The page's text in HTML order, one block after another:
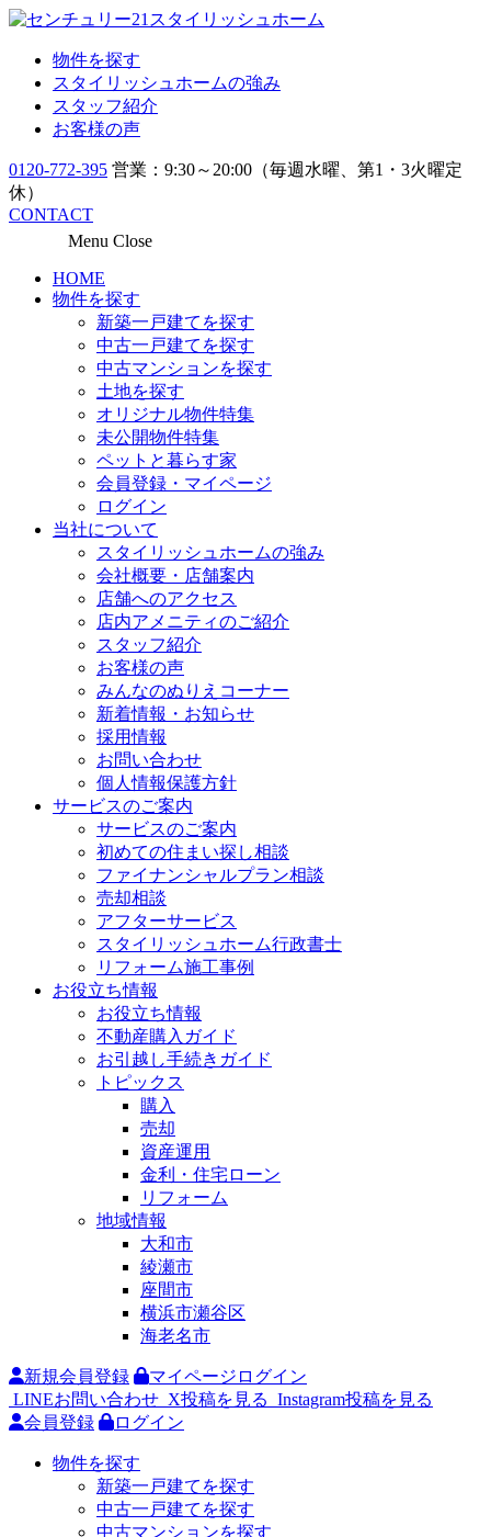
物件を探す
スタイリッシュホームの強み
スタッフ紹介
お客様の声
0120-772-395 営業：9:30～20:00（毎週水曜、第1・3火曜定
休）
CONTACT
Menu Close
HOME
物件を探す
新築一戸建てを探す
中古一戸建てを探す
中古マンションを探す
土地を探す
オリジナル物件特集
未公開物件特集
ペットと暮らす家
会員登録・マイページ
ログイン
当社について
スタイリッシュホームの強み
会社概要・店舗案内
店舗へのアクセス
店内アメニティのご紹介
スタッフ紹介
お客様の声
みんなのぬりえコーナー
新着情報・お知らせ
採用情報
お問い合わせ
個人情報保護方針
サービスのご案内
サービスのご案内
初めての住まい探し相談
ファイナンシャルプラン相談
売却相談
アフターサービス
スタイリッシュホーム行政書士
リフォーム施工事例
お役立ち情報
お役立ち情報
不動産購入ガイド
お引越し手続きガイド
トピックス
購入
売却
資産運用
金利・住宅ローン
リフォーム
地域情報
大和市
綾瀬市
座間市
横浜市瀬谷区
海老名市
新規会員登録
マイページログイン
LINEお問い合わせ X投稿を見る Instagram投稿を見る
会員登録
ログイン
物件を探す
新築一戸建てを探す
中古一戸建てを探す
中古マンションを探す